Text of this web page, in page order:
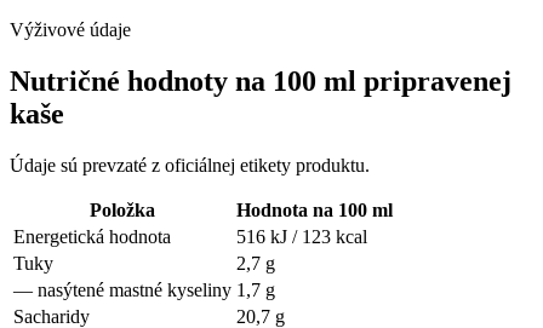
Výživové údaje
Nutričné hodnoty na 100 ml pripravenej
kaše
Údaje sú prevzaté z oficiálnej etikety produktu.
Položka
Hodnota na 100 ml
Energetická hodnota
516 kJ / 123 kcal
Tuky
2,7 g
— nasýtené mastné kyseliny 1,7 g
Sacharidy
20,7 g